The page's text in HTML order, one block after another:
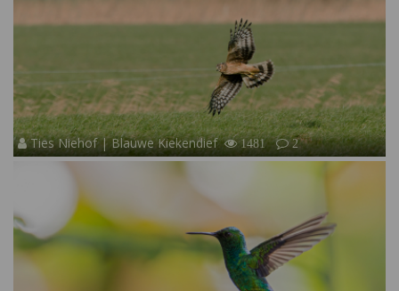
Ties Niehof | Blauwe Kiekendief 1481 2